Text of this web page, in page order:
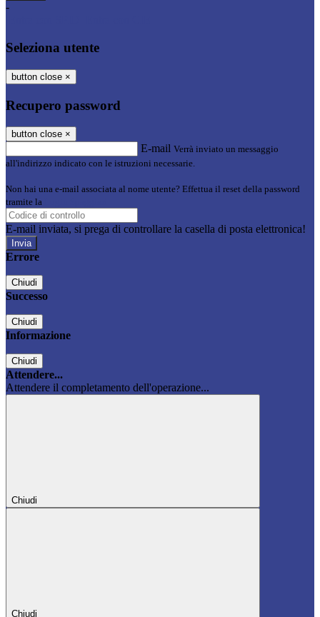
-
Seleziona utente
button close ×
Recupero password
button close ×
E-mail Verrà inviato un messaggio
all'indirizzo indicato con le istruzioni necessarie.
Non hai una e-mail associata al nome utente? Effettua il reset della password
tramite la
E-mail inviata, si prega di controllare la casella di posta elettronica!
Errore
Chiudi
Successo
Chiudi
Informazione
Chiudi
Attendere...
Attendere il completamento dell'operazione...
Chiudi
Chiudi